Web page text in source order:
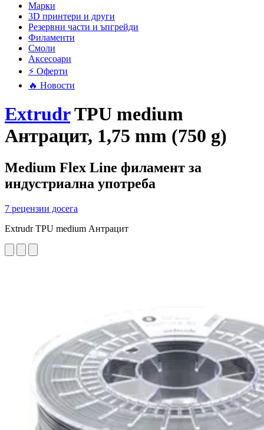
Mарки
3D принтери и други
Резервни части и ъпгрейди
Филаменти
Смоли
Аксесоари
⚡ Оферти
🔥 Новости
ExtrudrTPU medium
Антрацит, 1,75 mm (750 g)
Medium Flex Line филамент за
индустриална употреба
7 рецензии досега
Extrudr TPU medium Антрацит